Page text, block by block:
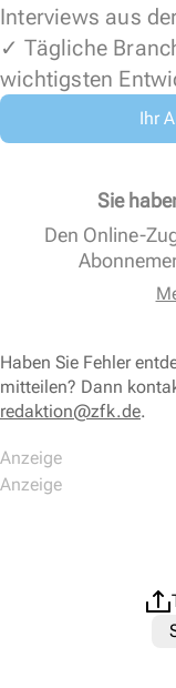
Interviews aus
✓ Tägliche
wichtigsten
Ihr
Sie
Den Online-
Haben Sie Fehler
mitteilen? Dann
redaktion@zfk.de.